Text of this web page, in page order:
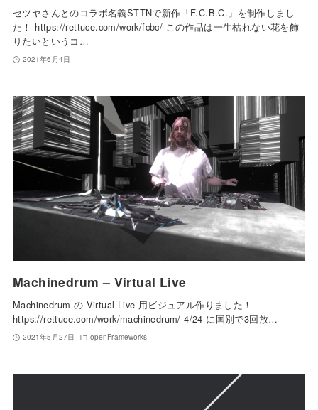
セツヤさんとのコラボ名義STTNで新作「F.C.B.C.」を制作しまし
た！ https://rettuce.com/work/fcbc/ この作品は一生枯れない花を飾
りたいというコ…
2021年6月4日
Machinedrum – Virtual Live
Machinedrum の Virtual Live 用ビジュアル作りました！
https://rettuce.com/work/machinedrum/ 4/24 に国別で3回放…
2021年5月27日 openFrameworks